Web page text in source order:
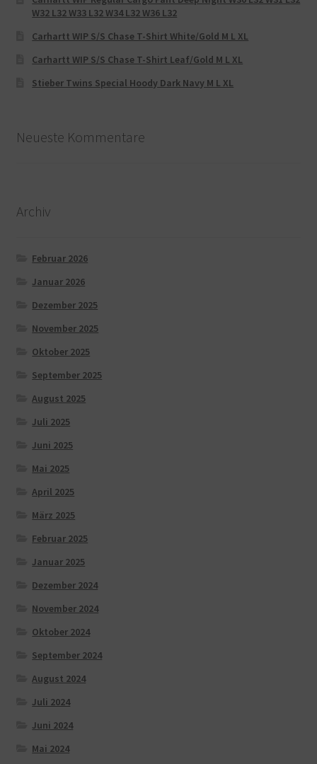
W32 L32 W33 L32 W34 L32 W36 L32
Carhartt WIP S/S Chase T-Shirt White/Gold M L XL
Carhartt WIP S/S Chase T-Shirt Leaf/Gold M L XL
Stieber Twins Special Hoody Dark Navy M L XL
Neueste Kommentare
Archiv
Februar 2026
Januar 2026
Dezember 2025
November 2025
Oktober 2025
September 2025
August 2025
Juli 2025
Juni 2025
Mai 2025
April 2025
März 2025
Februar 2025
Januar 2025
Dezember 2024
November 2024
Oktober 2024
September 2024
August 2024
Juli 2024
Juni 2024
Mai 2024